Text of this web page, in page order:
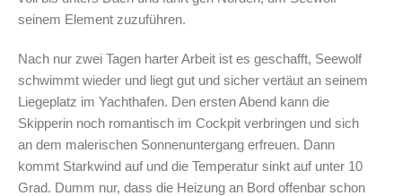
seinem Element zuzuführen.
Nach nur zwei Tagen harter Arbeit ist es geschafft, Seewolf
schwimmt wieder und liegt gut und sicher vertäut an seinem
Liegeplatz im Yachthafen. Den ersten Abend kann die
Skipperin noch romantisch im Cockpit verbringen und sich
an dem malerischen Sonnenuntergang erfreuen. Dann
kommt Starkwind auf und die Temperatur sinkt auf unter 10
Grad. Dumm nur, dass die Heizung an Bord offenbar schon